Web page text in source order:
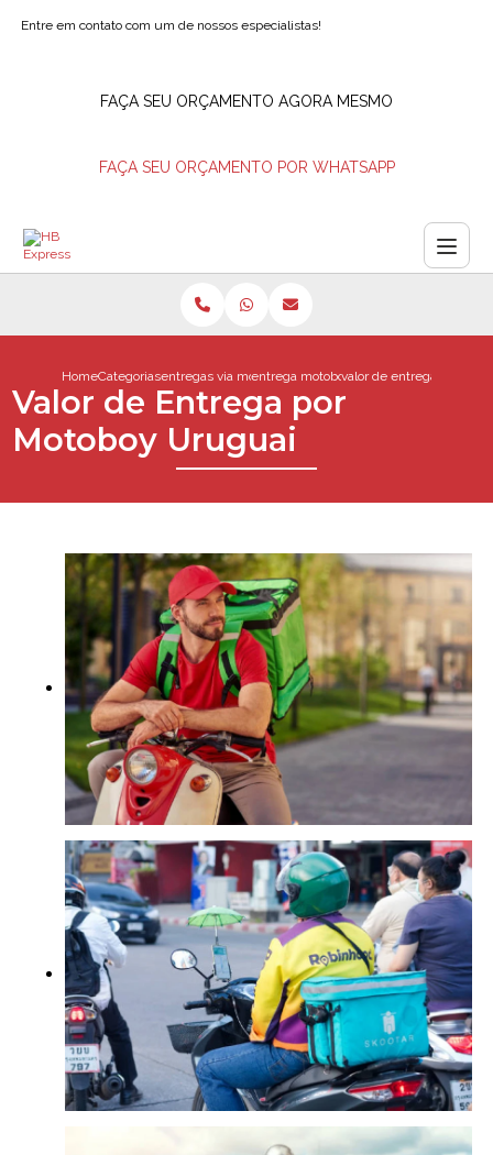
Entre em contato com um de nossos especialistas!
FAÇA SEU ORÇAMENTO AGORA MESMO
FAÇA SEU ORÇAMENTO POR WHATSAPP
HomeCategoriasentregas via motoboyentrega motoboyvalor de entrega por
Valor de Entrega por
Motoboy Uruguai